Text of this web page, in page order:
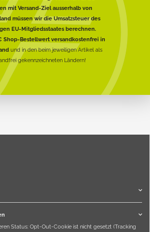
mit Versand-Ziel ausserhalb von
müssen wir die Umsatzsteuer des
EU-Mitgliedsstaates berechnen.
Shop-Bestellwert versandkostenfrei in
und in den beim jeweiligen Artikel als
gekennzeichneten Ländern!
Status: Opt-Out-Cookie ist nicht gesetzt (Tracking